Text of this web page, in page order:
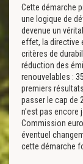
Cette démarche
une logique de
devenue un
effet, la directive
critères de
réduction des
renouvelables :
premiers
passer le cap de
n’est pas
Commission
éventuel
cette démarche